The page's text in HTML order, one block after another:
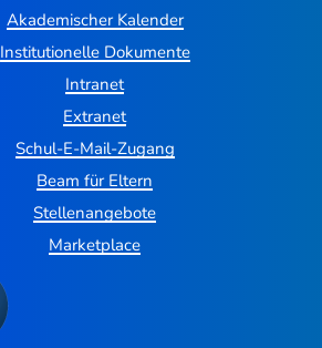
Akademischer Kalender
Institutionelle Dokumente
Intranet
Extranet
Schul-E-Mail-Zugang
Beam für Eltern
Stellenangebote
Marketplace